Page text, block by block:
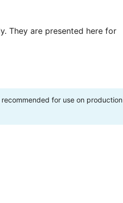
They are presented here for
for use on production